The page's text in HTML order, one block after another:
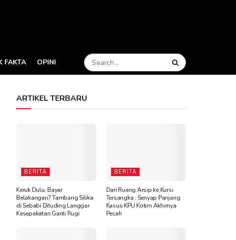
FAKTA OPINI
ARTIKEL TERBARU
BERITA
Keruk Dulu, Bayar
Belakangan? Tambang Silika
di Sebabi Dituding Langgar
Kesepakatan Ganti Rugi
BERITA
Dari Ruang Arsip ke Kursi
Tersangka : Senyap Panjang
Kasus KPU Kotim Akhirnya
Pecah